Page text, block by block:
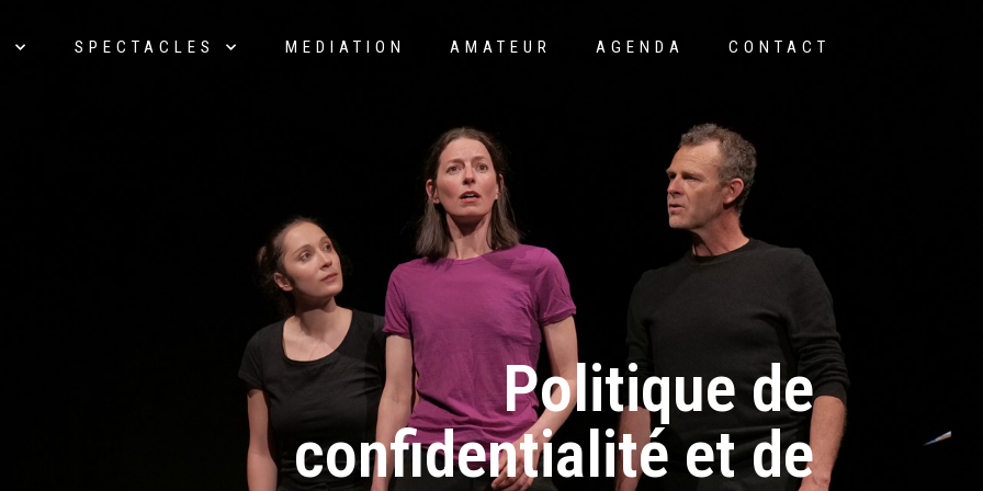
SPECTACLES MEDIATION AMATEUR AGENDA CONTACT
Politique de
confidentialité et de